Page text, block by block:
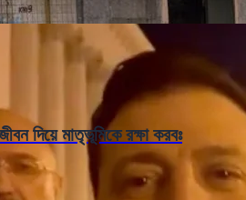
দিয়ে মাতৃভূমিকে রক্ষা করবঃ